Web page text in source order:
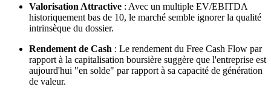
Valorisation Attractive : Avec un multiple EV/EBITDA
historiquement bas de 10, le marché semble ignorer la qualité
intrinsèque du dossier.
Rendement de Cash : Le rendement du Free Cash Flow par
rapport à la capitalisation boursière suggère que l'entreprise est
aujourd'hui "en solde" par rapport à sa capacité de génération
de valeur.